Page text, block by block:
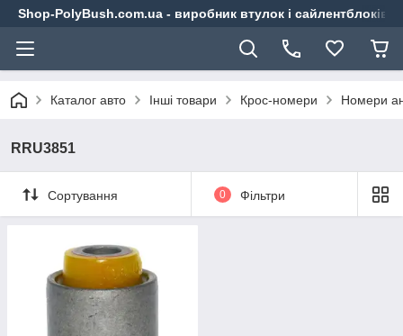
Shop-PolyBush.com.ua - виробник втулок і сайлентблоків
Каталог авто Інші товари Крос-номери Номери
RRU3851
Сортування 0 Фільтри